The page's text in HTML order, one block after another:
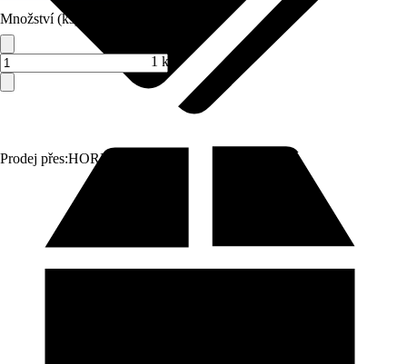
Prodej přes:HORNBACH
Množství (ks)
1 ks